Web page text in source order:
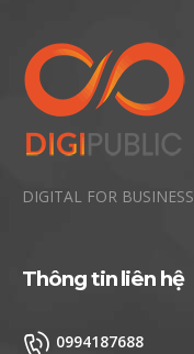
DIGITAL FOR BUSINESS
Thông tin liên hệ
0994187688